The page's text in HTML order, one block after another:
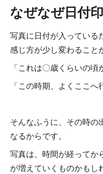
なぜなぜ日付
写真に日付が入っている
感じ方が少し変わること
「これは〇歳くらいの頃
「この時期、よくここへ
そんなふうに、その時の
なるからです。
写真は、時間が経ってか
が増えていくものかもし